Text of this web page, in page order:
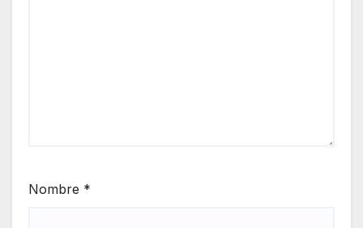
Nombre *